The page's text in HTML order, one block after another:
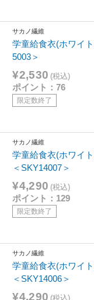
サカノ繊維
学童給食衣(ホワイ
5003＞
¥2,530 (税込)
ポイント：76
限定数終了
サカノ繊維
学童給食衣(ホワイ
＜SKY14007＞
¥4,290 (税込)
ポイント：129
限定数終了
サカノ繊維
学童給食衣(ホワイ
＜SKY14006＞
¥4,290 (税込)